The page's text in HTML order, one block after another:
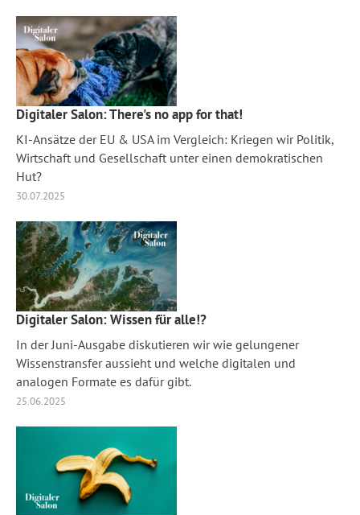
Digitaler Salon: There's no app for that!
KI-Ansätze der EU & USA im Vergleich: Kriegen wir Politik,
Wirtschaft und Gesellschaft unter einen demokratischen
Hut?
30.07.2025
Digitaler Salon: Wissen für alle!?
In der Juni-Ausgabe diskutieren wir wie gelungener
Wissenstransfer aussieht und welche digitalen und
analogen Formate es dafür gibt.
25.06.2025